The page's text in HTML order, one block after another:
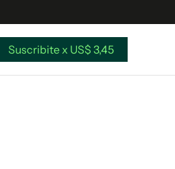
Suscribite x US$ 3,45